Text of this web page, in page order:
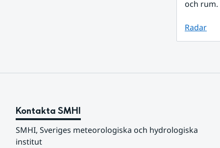
och
Radar
Kontakta SMHI
SMHI, Sveriges meteorologiska och hydrologiska
institut